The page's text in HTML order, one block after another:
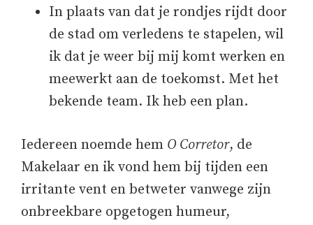
In plaats van dat je rondjes rijdt door
de stad om verledens te stapelen, wil
ik dat je weer bij mij komt werken en
meewerkt aan de toekomst. Met het
bekende team. Ik heb een plan.
Iedereen noemde hem O Corretor, de
Makelaar en ik vond hem bij tijden een
irritante vent en betweter vanwege zijn
onbreekbare opgetogen humeur,